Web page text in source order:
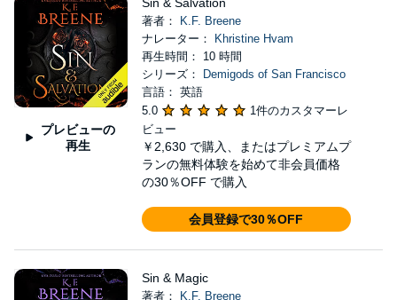
プレビューの
再生
著者：
K.F. Breene
ナレーター：
Khristine Hvam
再生時間： 10 時間
シリーズ：
Demigods of San Francisco
言語： 英語
5.0
1件のカスタマーレ
ビュー
￥2,630 で購入、またはプレミアムプ
ランの無料体験を始めて非会員価格
の30％OFF で購入
会員登録で30％OFF
Sin & Magic
著者： K.F. Breene